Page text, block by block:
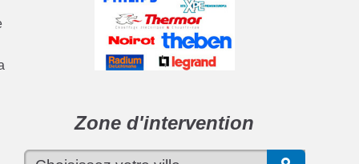
Zone d'intervention